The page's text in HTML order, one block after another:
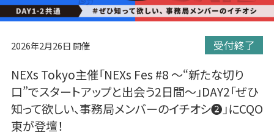
2026年2月26日 開催 受付終了
NEXs Tokyo主催「NEXs Fes #8 〜“新たな切り
口”でスタートアップと出会う2日間〜」DAY2「ぜひ
知って欲しい、事務局メンバーのイチオシ➋」にCQO
東が登壇！